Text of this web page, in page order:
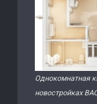
Однокомнатная
новостройках